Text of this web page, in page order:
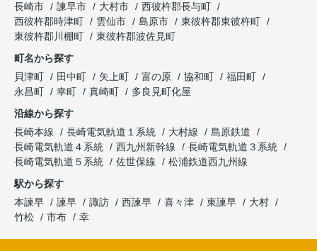
長崎市
諫早市 大村市
西彼杵郡長与町
西彼杵郡時津町
雲仙市 島原市
東彼杵郡東彼杵町
東彼杵郡川棚町
東彼杵郡波佐見町
町名から探す
貝津町
田中町 矢上町 富の原 協和町
福田町
永昌町
幸町 真崎町
多良見町化屋
沿線から探す
長崎本線
長崎電気軌道１系統 大村線
島原鉄道
長崎電気軌道４系統
西九州新幹線
長崎電気軌道３系統
長崎電気軌道５系統
佐世保線
松浦鉄道西九州線
駅から探す
本諫早
諫早 諏訪 西諫早 喜々津 東諫早
大村
竹松
市布 幸